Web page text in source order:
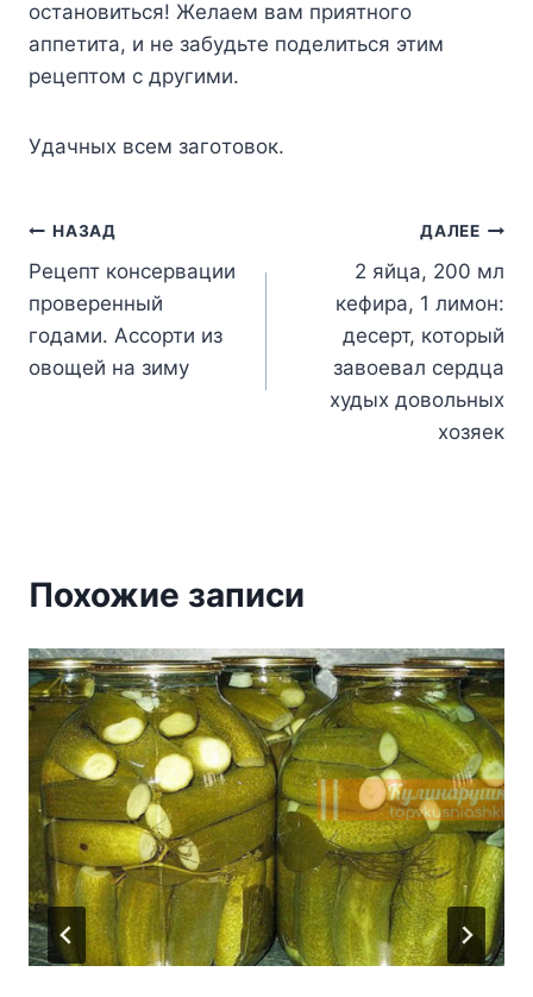
ocтaнoвитьcя! Жeлaeм вaм пpиятнoгo
aппeтитa, и нe зaбyдьтe пoдeлитьcя этим
peцeптoм c дpyгими.
Удaчныx вceм зaгoтoвoк.
Навигация
по
записям
НАЗАД
Рецепт консервации
проверенный
годами. Ассорти из
овощей на зиму
ДАЛЕЕ
2 яйца, 200 мл
кефира, 1 лимон:
десерт, который
завоевал сердца
худых довольных
хозяек
Похожие записи